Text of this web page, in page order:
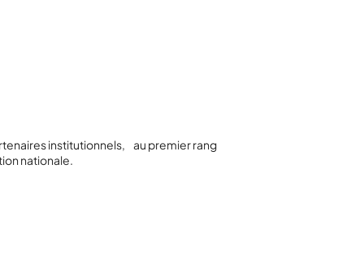
institutionnels, au premier rang
nationale.